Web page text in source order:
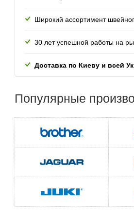
Широкий ассортимент
30 лет успешной работы на
Доставка по Киеву и всей
Популярные